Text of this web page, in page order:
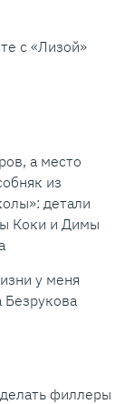
с «Лизой»
а место
из
детали
Коки и Димы
у меня
Безрукова
филлеры